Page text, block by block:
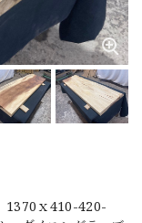
ｘ410-420-